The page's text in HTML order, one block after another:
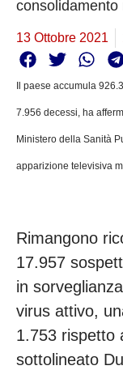
consolidamento
13 Ottobre 2021
Il paese accumula
7.956 decessi, ha
Ministero della Sanità
apparizione televisiva
Rimangono
17.957
in
virus attivo,
1.753 rispetto
sottolineato